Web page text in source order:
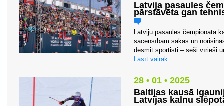
Latvija pasaules
pārstāvēta gan
Latviju pasaules čempionātā
sacensībām sākas un
desmit sportisti – seši vīrieši
Lasīt vairāk
28 • 01 • 2025
Baltijas kausā
Latvijas kalnu